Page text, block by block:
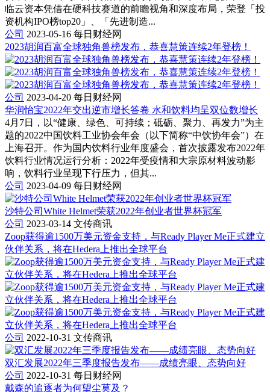
临云资本凭借在硬科技赛道的前瞻视角和深度布局，荣登「投
资机构IPO榜top20」、「先进制造...
公司 2023-05-16 每日财经网
2023胡润百富全球独角兽榜发布，恭喜慧策连续2年登榜！
公司 2023-04-20 每日财经网
华润怡宝2022年交出逆市增长答卷 水和饮料均呈双位数增长
4月7日，以“健康、绿色、可持续；砥砺、聚力、再发力”为主
题的2022中国饮料工业协会年会（以下简称“中饮协年会”）在
上海召开。作为国内饮料行业年度盛会，首次披露发布2022年
饮料行业情况运行分析：2022年受疫情和大宗原材料波动影
响，饮料行业呈现下行压力，但其...
公司 2023-04-09 每日财经网
沙特公司White Helmet荣获2022年创业者世界杯冠军
公司 2023-03-14 文传商讯
Zoop获得逾1500万美元资金支持，与Ready Player Me正式建立
伙伴关系，将在Hedera上推出全球平台
公司 2022-10-31 文传商讯
双汇发展2022年三季度报告发布——成绩亮眼、态势向好
公司 2022-10-31 每日财经网
戴森的追逐者为何望尘莫及？